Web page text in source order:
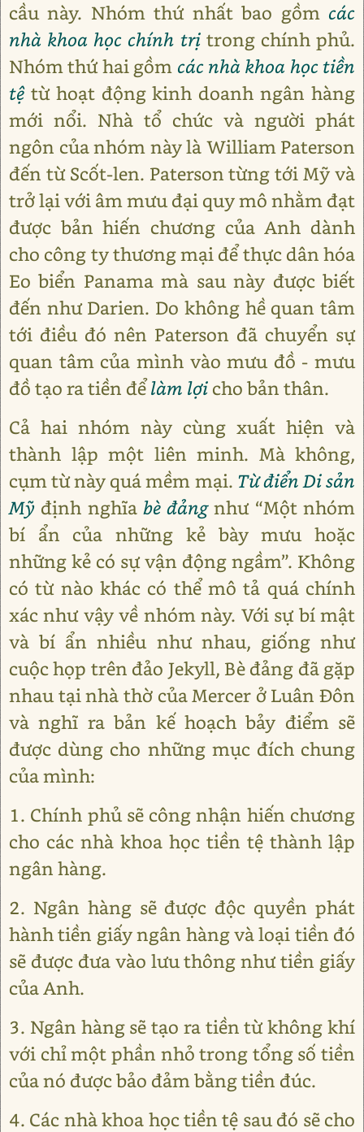
cầu này. Nhóm thứ nhất bao gồm các
nhà khoa học chính trịtrong chính phủ.
Nhóm thứ hai gồm các nhà khoa học tiền
tệtừ hoạt động kinh doanh ngân hàng
mới nổi. Nhà tổ chức và người phát
ngôn của nhóm này là William Paterson
đến từ Scốt-len. Paterson từng tới Mỹ và
trở lại với âm mưu đại quy mô nhằm đạt
được bản hiến chương của Anh dành
cho công ty thương mại để thực dân hóa
Eo biển Panama mà sau này được biết
đến như Darien. Do không hề quan tâm
tới điều đó nên Paterson đã chuyển sự
quan tâm của mình vào mưu đồ - mưu
đồ tạo ra tiền đểlàm lợi cho bản thân.
Cả hai nhóm này cùng xuất hiện và
thành lập một liên minh. Mà không,
cụm từ này quá mềm mại. Từ điển Di sản
Mỹ định nghĩa bè đảngnhư “Một nhóm
bí ẩn của những kẻ bày mưu hoặc
những kẻ có sự vận động ngầm”. Không
có từ nào khác có thể mô tả quá chính
xác như vậy về nhóm này. Với sự bí mật
và bí ẩn nhiều như nhau, giống như
cuộc họp trên đảo Jekyll, Bè đảng đã gặp
nhau tại nhà thờ của Mercer ở Luân Đôn
và nghĩ ra bản kế hoạch bảy điểm sẽ
được dùng cho những mục đích chung
của mình:
1. Chính phủ sẽ công nhận hiến chương
cho các nhà khoa học tiền tệ thành lập
ngân hàng.
2. Ngân hàng sẽ được độc quyền phát
hành tiền giấy ngân hàng và loại tiền đó
sẽ được đưa vào lưu thông như tiền giấy
của Anh.
3. Ngân hàng sẽ tạo ra tiền từ không khí
với chỉ một phần nhỏ trong tổng số tiền
của nó được bảo đảm bằng tiền đúc.
4. Các nhà khoa học tiền tệ sau đó sẽ cho